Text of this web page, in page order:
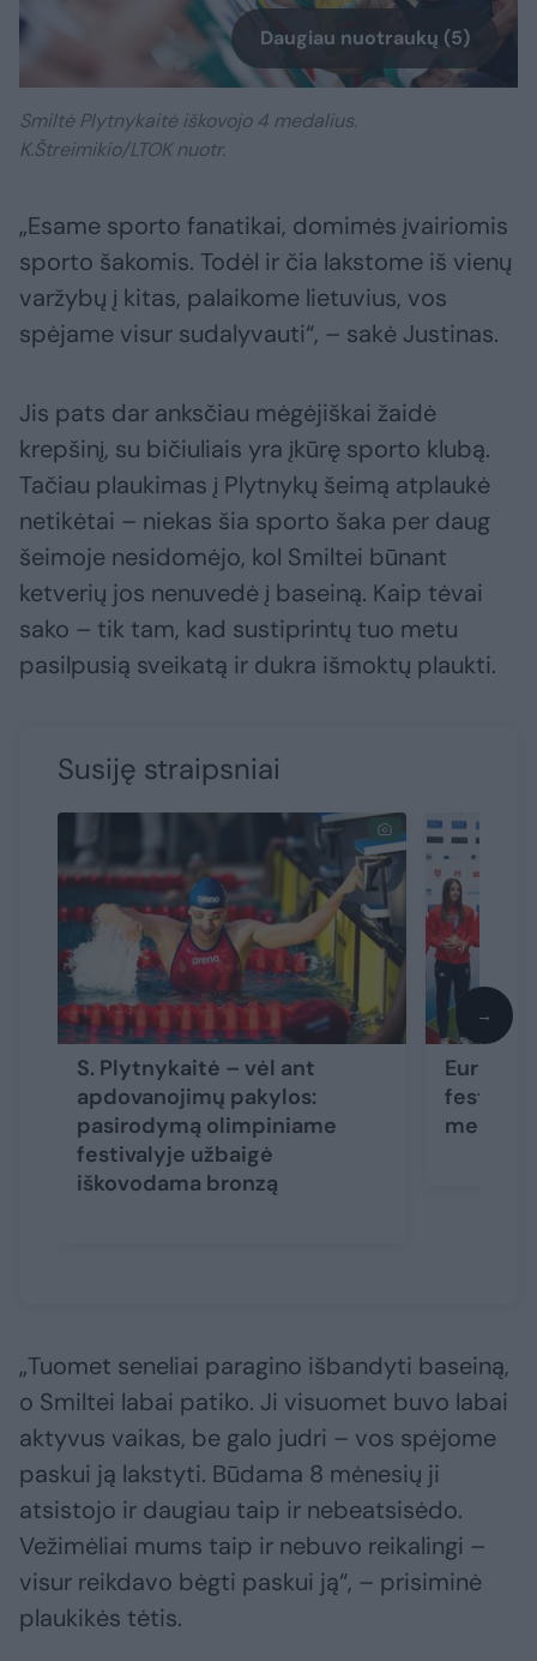
Daugiau nuotraukų (5)
Smiltė Plytnykaitė iškovojo 4 medalius.
K.Štreimikio/LTOK nuotr.
„Esame sporto fanatikai, domimės įvairiomis
sporto šakomis. Todėl ir čia lakstome iš vienų
varžybų į kitas, palaikome lietuvius, vos
spėjame visur sudalyvauti“, – sakė Justinas.
Jis pats dar anksčiau mėgėjiškai žaidė
krepšinį, su bičiuliais yra įkūrę sporto klubą.
Tačiau plaukimas į Plytnykų šeimą atplaukė
netikėtai – niekas šia sporto šaka per daug
šeimoje nesidomėjo, kol Smiltei būnant
ketverių jos nenuvedė į baseiną. Kaip tėvai
sako – tik tam, kad sustiprintų tuo metu
pasilpusią sveikatą ir dukra išmoktų plaukti.
Susiję straipsniai
S. Plytnykaitė – vėl ant
apdovanojimų pakylos:
pasirodymą olimpiniame
festivalyje užbaigė
iškovodama bronzą
medalis
→
„Tuomet seneliai paragino išbandyti baseiną,
o Smiltei labai patiko. Ji visuomet buvo labai
aktyvus vaikas, be galo judri – vos spėjome
paskui ją lakstyti. Būdama 8 mėnesių ji
atsistojo ir daugiau taip ir nebeatsisėdo.
Vežimėliai mums taip ir nebuvo reikalingi –
visur reikdavo bėgti paskui ją“, – prisiminė
plaukikės tėtis.